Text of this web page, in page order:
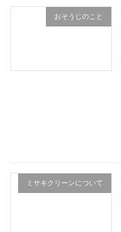
おそうじのこと
ミサキクリーンについて